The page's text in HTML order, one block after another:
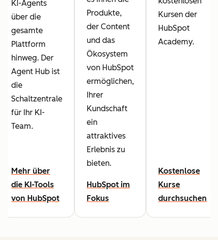
KI-Agents
über die
gesamte
Plattform
hinweg. Der
Agent Hub ist
die
Schaltzentrale
für Ihr KI-
Team.
Mehr über
die KI-Tools
von HubSpot
Produkte,
der Content
und das
Ökosystem
von HubSpot
ermöglichen,
Ihrer
Kundschaft
ein
attraktives
Erlebnis zu
bieten.
HubSpot im
Fokus
Kursen der
HubSpot
Academy.
Kostenlose
Kurse
durchsuchen